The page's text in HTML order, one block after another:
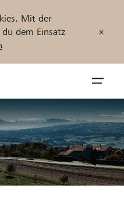
Mit der
dem Einsatz
öffnen